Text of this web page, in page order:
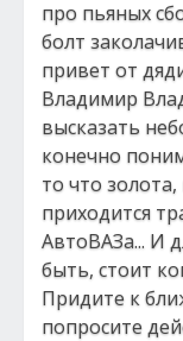
про пьяных
болт
привет от
Владимир
высказать
конечно
то что
приходится
АвтоВАЗа... И
быть, стоит
Придите к
попросите